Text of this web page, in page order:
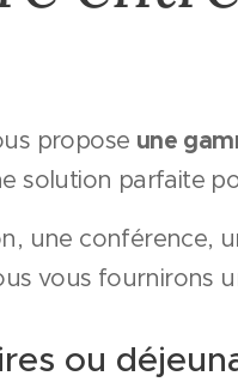
propose une
solution parfaite
une conférence,
vous fournirons
ou